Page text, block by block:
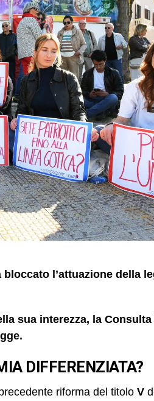
l’attuazione della
sua interezza, la
DIFFERENZIATA?
riforma del titolo V